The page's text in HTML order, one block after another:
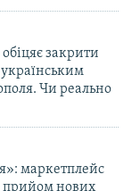
закрити
Чи реально
маркетплейс
прийом нових